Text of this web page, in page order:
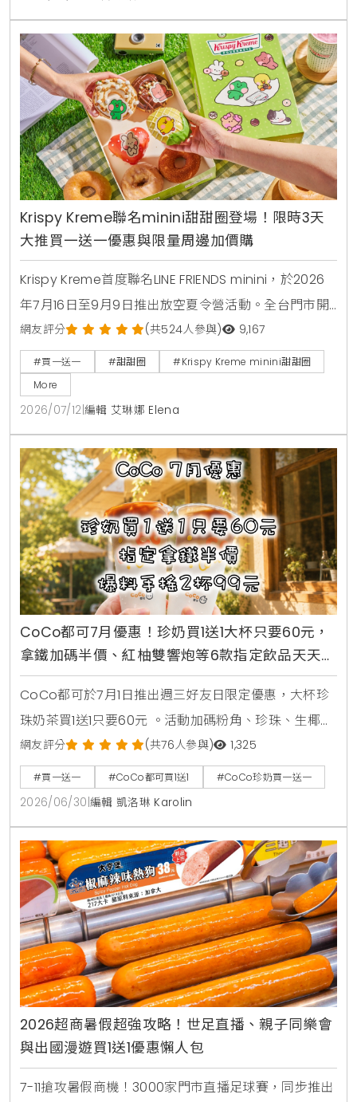
Krispy Kreme聯名minini甜甜圈登場！限時3天
大推買一送一優惠與限量周邊加價購
Krispy Kreme首度聯名LINE FRIENDS minini，於2026
年7月16日至9月9日推出放空夏令營活動。全台門市開
賣4款角色甜甜圈，包含草莓甜心、玉米拿鐵、焦糖牛
奶與柑橘可可，並同步推出加價購貼紙包、迷你提袋與
盲盒公仔。7月16日至7月18日期間更祭出LINE好友憑券
買minini禮盒送原味糖霜甜甜圈盒的買一送一限時優
惠。
網友評分 (共524人參與) 9,167
#買一送一 #甜甜圈
#Krispy Kreme minini甜甜圈
More
2026/07/12 編輯 艾琳娜 Elena
CoCo都可7月優惠！珍奶買1送1大杯只要60元，
拿鐵加碼半價、紅柚雙響炮等6款指定飲品天天2
杯99元
CoCo都可於7月1日推出週三好友日限定優惠，大杯珍
珠奶茶買1送1只要60元 。活動加碼粉角、珍珠、生椰職
人拿鐵同價位買1送1 。同步推出暑來寶2杯99元好康，
新增紅柚雙響炮與紅柚香檸美式等6款指定飲品任選 。
網友評分 (共76人參與) 1,325
#買一送一 #CoCo都可買1送1 #CoCo珍奶買一送一
2026/06/30 編輯 凱洛琳 Karolin
2026超商暑假超強攻略！世足直播、親子同樂會
與出國漫遊買1送1優惠懶人包
7-11搶攻暑假商機！3000家門市直播足球賽，同步推出